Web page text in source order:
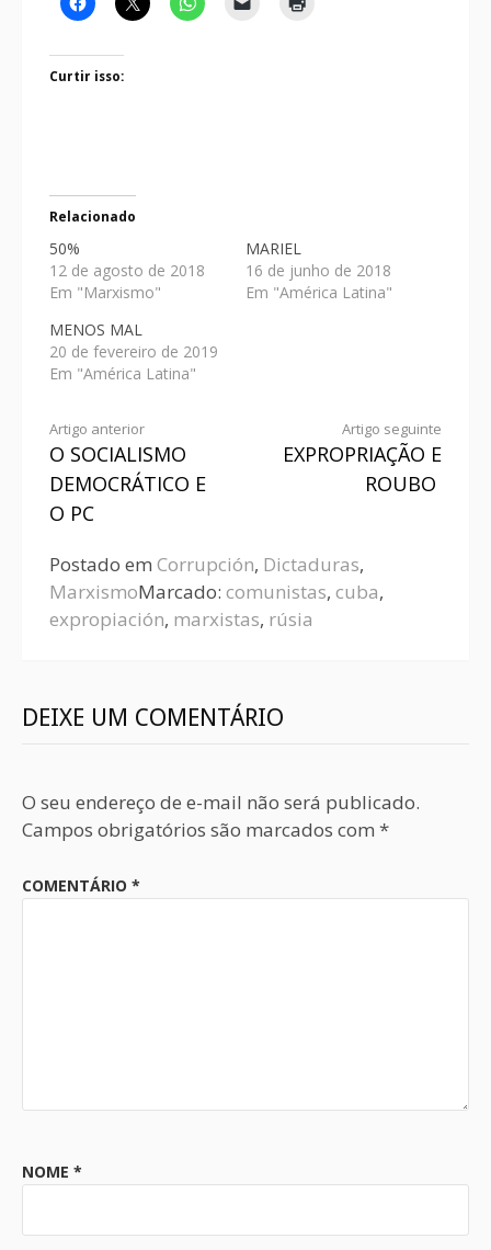
Curtir isso:
Relacionado
50%
12 de agosto de 2018
Em "Marxismo"
MARIEL
16 de junho de 2018
Em "América Latina"
MENOS MAL
20 de fevereiro de 2019
Em "América Latina"
Artigo anterior
O SOCIALISMO
DEMOCRÁTICO E
O PC
Artigo seguinte
EXPROPRIAÇÃO E
ROUBO
Postado em Corrupción, Dictaduras,
MarxismoMarcado: comunistas, cuba,
expropiación, marxistas, rúsia
DEIXE UM COMENTÁRIO
O seu endereço de e-mail não será publicado.
Campos obrigatórios são marcados com *
COMENTÁRIO *
NOME *